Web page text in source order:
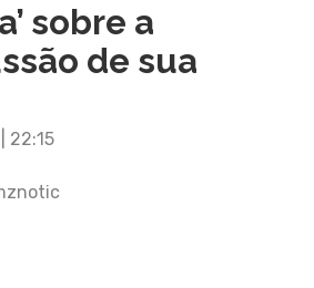
sobre a
de sua
22:15